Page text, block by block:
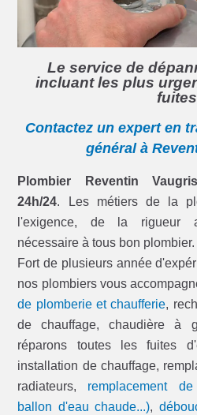
Le service de
incluant les plus
fuites
Contactez un expert en
général à
Plombier Reventin Vaugris
24h/24. Les métiers de la
l'exigence, de la rigueur
nécessaire à tous bon plombier.
Fort de plusieurs année
nos plombiers vous
de plomberie et chaufferie,
de chauffage, chaudière à
réparons toutes les fuites
installation de chauffage,
radiateurs, remplacement
ballon d'eau chaude...),